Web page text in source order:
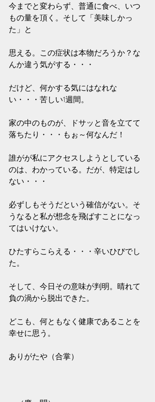
今までと変わらず、普通に食べ、いつ
もの量を頂く。そして「美味しかっ
た」と
思える。この症状は本物だろうか？な
んか違う気がする・・・
だけど、何かする気にはなれな
い・・・苦しい1週間。
家の中のものが、ドサッと音を立てて
落ちたり・・・もぉ～何なんだ！
誰がが私にアクセスしようとしている
のは、わかっている。だが、特定はし
ない・・・
必ずしもそうだという確信がない。そ
うなると私が想念を飛ばすことになっ
てはいけない。
ひたすらこらえる・・・辛いひびでし
た。
そして、今日その意味が判明。晴れて
負の渦から脱出できた。
どこも、何ともなく健康であることを
幸せに思う。
ありがたや（合掌）